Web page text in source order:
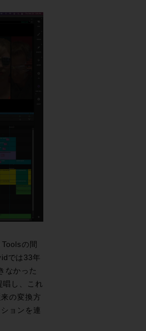
の間
では33年
なかった
し、これ
の変換方
ョンを連